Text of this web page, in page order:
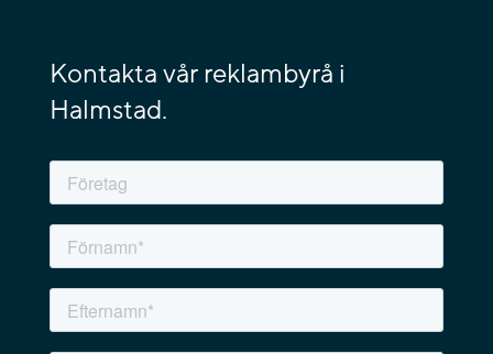
Kontakta vår reklambyrå i
Halmstad.